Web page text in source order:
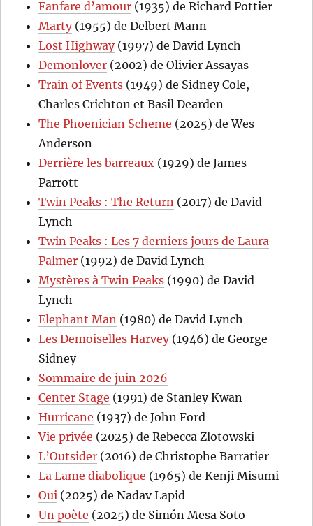
Fanfare d’amour (1935) de Richard Pottier
Marty(1955) de Delbert Mann
Lost Highway(1997) de David Lynch
Demonlover (2002) de Olivier Assayas
Train of Events (1949) de Sidney Cole,
Charles Crichton et Basil Dearden
The Phoenician Scheme (2025) de Wes
Anderson
Derrière les barreaux (1929) de James
Parrott
Twin Peaks : The Return (2017) de David
Lynch
Twin Peaks : Les 7 derniers jours de Laura
Palmer (1992) de David Lynch
Mystères à Twin Peaks (1990) de David
Lynch
Elephant Man (1980) de David Lynch
Les Demoiselles Harvey(1946) de George
Sidney
Sommaire de juin 2026
Center Stage (1991) de Stanley Kwan
Hurricane (1937) de John Ford
Vie privée (2025) de Rebecca Zlotowski
L’Outsider (2016) de Christophe Barratier
La Lame diabolique (1965) de Kenji Misumi
Oui (2025) de Nadav Lapid
Un poète (2025) de Simón Mesa Soto